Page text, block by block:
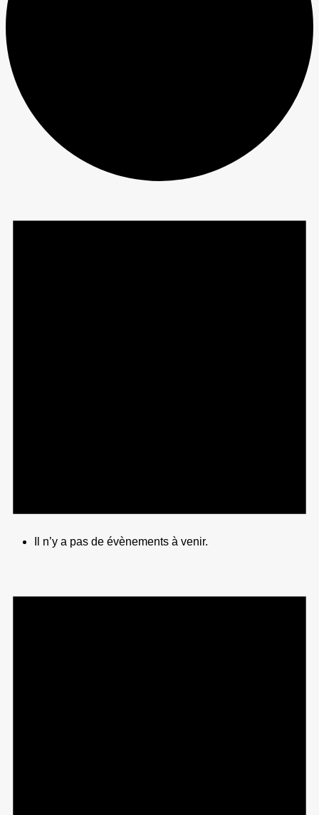
Il n’y a pas de évènements à venir.